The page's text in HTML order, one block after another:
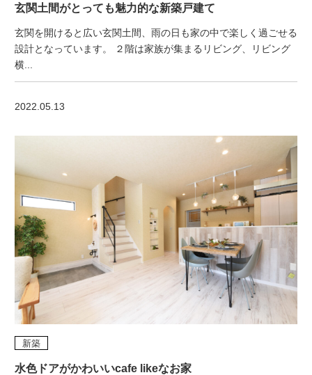
玄関土間がとっても魅力的な新築戸建て
玄関を開けると広い玄関土間、雨の日も家の中で楽しく過ごせる
設計となっています。 ２階は家族が集まるリビング、リビング
横...
2022.05.13
水色ドアがかわいいcafe likeなお家
新築